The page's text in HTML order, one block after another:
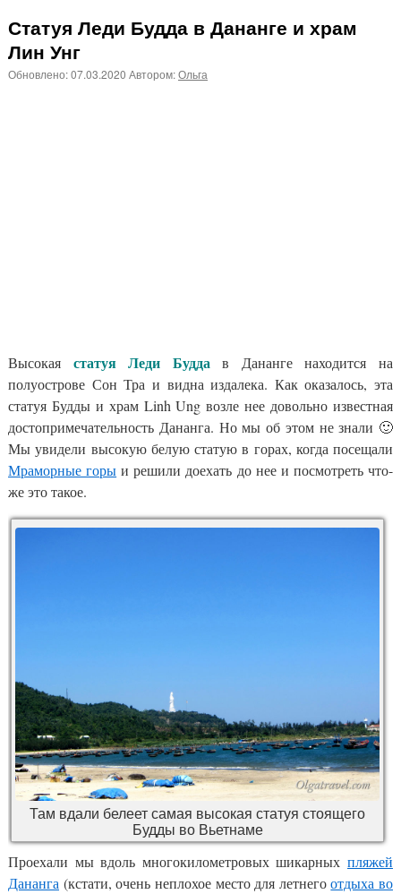
Статуя Леди Будда в Дананге и храм
Лин Унг
Обновлено:07.03.2020 Автором:Ольга
Высокая статуя Леди Будда в Дананге находится на
полуострове Сон Тра и видна издалека. Как оказалось, эта
статуя Будды и храм Linh Ung возле нее довольно известная
достопримечательность Дананга. Но мы об этом не знали 🙂
Мы увидели высокую белую статую в горах, когда посещали
Мраморные горы и решили доехать до нее и посмотреть что-
же это такое.
Там вдали белеет самая высокая статуя стоящего
Будды во Вьетнаме
Проехали мы вдоль многокилометровых шикарных пляжей
Дананга (кстати, очень неплохое место для летнегоотдыха во